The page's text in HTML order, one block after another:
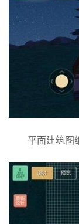
平面建筑图